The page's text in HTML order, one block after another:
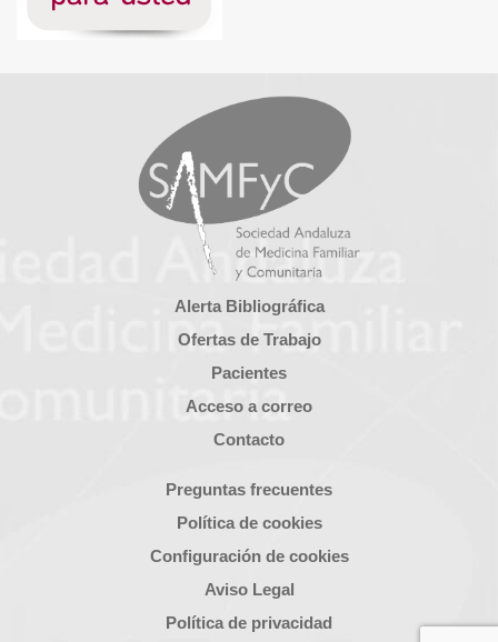
Alerta Bibliográfica
Ofertas de Trabajo
Pacientes
Acceso a correo
Contacto
Preguntas frecuentes
Política de cookies
Configuración de cookies
Aviso Legal
Política de privacidad